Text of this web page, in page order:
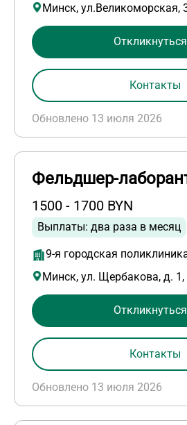
Минск, ул.Великоморская,
Обновлено 13 июля 2026
Откликнуться
Контакты
Фельдшер-
1500 - 1700 BYN
Выплаты: два раза в месяц
9-я городская
Минск, ул. Щербакова, д. 1,
Обновлено 13 июля 2026
Откликнуться
Контакты